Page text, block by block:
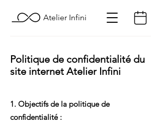
Atelier Infini
Politique de confidentialité du
site internet Atelier Infini
1. Objectifs de la politique de
confidentialité :